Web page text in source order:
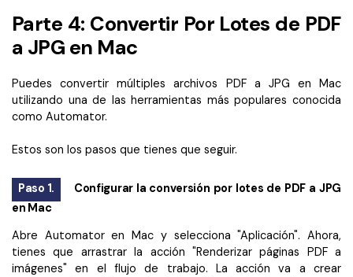
Parte 4: Convertir Por Lotes de PDF
a JPG en Mac
Puedes convertir múltiples archivos PDF a JPG en Mac
utilizando una de las herramientas más populares conocida
como Automator.
Estos son los pasos que tienes que seguir.
Paso 1.
Configurar la conversión por lotes de PDF a JPG
en Mac
Abre Automator en Mac y selecciona "Aplicación". Ahora,
tienes que arrastrar la acción "Renderizar páginas PDF a
imágenes" en el flujo de trabajo. La acción va a crear